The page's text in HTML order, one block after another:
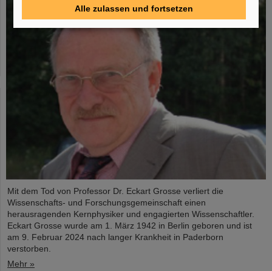
Mit dem Tod von Professor Dr. Eckart Grosse verliert die
Wissenschafts- und Forschungsgemeinschaft einen
herausragenden Kernphysiker und engagierten Wissenschaftler.
Eckart Grosse wurde am 1. März 1942 in Berlin geboren und ist
am 9. Februar 2024 nach langer Krankheit in Paderborn
verstorben.
Mehr »
Alle zulassen und fortsetzen